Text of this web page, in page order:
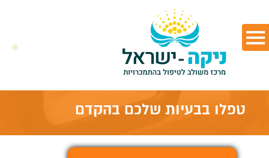
טפלו בבעיות שלכם בהקדם